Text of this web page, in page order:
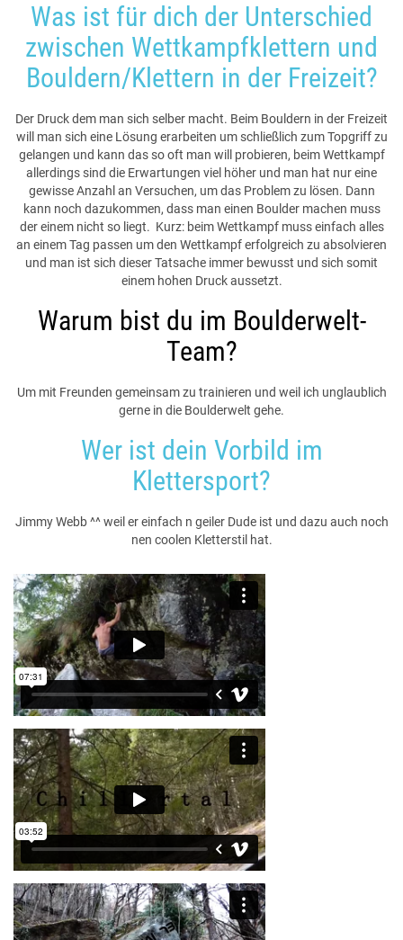
Was ist für dich der Unterschied
zwischen Wettkampfklettern und
Bouldern/Klettern in der Freizeit?
Der Druck dem man sich selber macht. Beim Bouldern in der Freizeit
will man sich eine Lösung erarbeiten um schließlich zum Topgriff zu
gelangen und kann das so oft man will probieren, beim Wettkampf
allerdings sind die Erwartungen viel höher und man hat nur eine
gewisse Anzahl an Versuchen, um das Problem zu lösen. Dann
kann noch dazukommen, dass man einen Boulder machen muss
der einem nicht so liegt. Kurz: beim Wettkampf muss einfach alles
an einem Tag passen um den Wettkampf erfolgreich zu absolvieren
und man ist sich dieser Tatsache immer bewusst und sich somit
einem hohen Druck aussetzt.
Warum bist du im Boulderwelt-
Team?
Um mit Freunden gemeinsam zu trainieren und weil ich unglaublich
gerne in die Boulderwelt gehe.
Wer ist dein Vorbild im
Klettersport?
Jimmy Webb ^^ weil er einfach n geiler Dude ist und dazu auch noch
nen coolen Kletterstil hat.